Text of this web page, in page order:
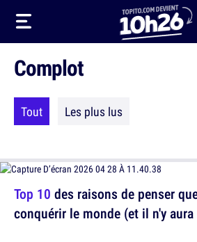
Complot
Tout Les plus lus
Top 10 des raisons de penser
conquérir le monde (et il n'y